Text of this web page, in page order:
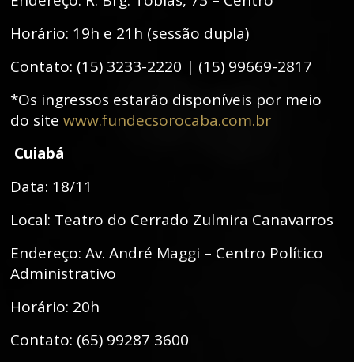
Horário: 19h e 21h (sessão dupla)
Contato: (15) 3233-2220 | (15) 99669-2817
*Os ingressos estarão disponíveis por meio
do site www.fundecsorocaba.com.br
Cuiabá
Data: 18/11
Local: Teatro do Cerrado Zulmira Canavarros
Endereço: Av. André Maggi – Centro Político
Administrativo
Horário: 20h
Contato: (65) 99287 3600